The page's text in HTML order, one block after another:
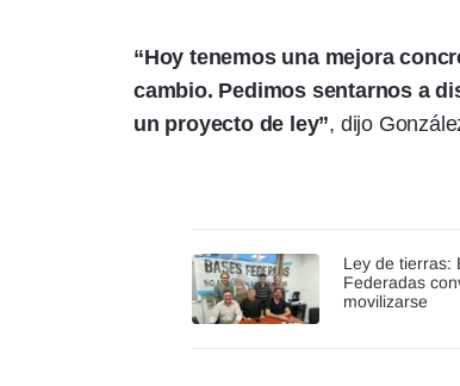
“Hoy tenemos una mejora
cambio. Pedimos sentarnos a
un proyecto de ley”, dijo
Ley de tierras:
Federadas
movilizarse